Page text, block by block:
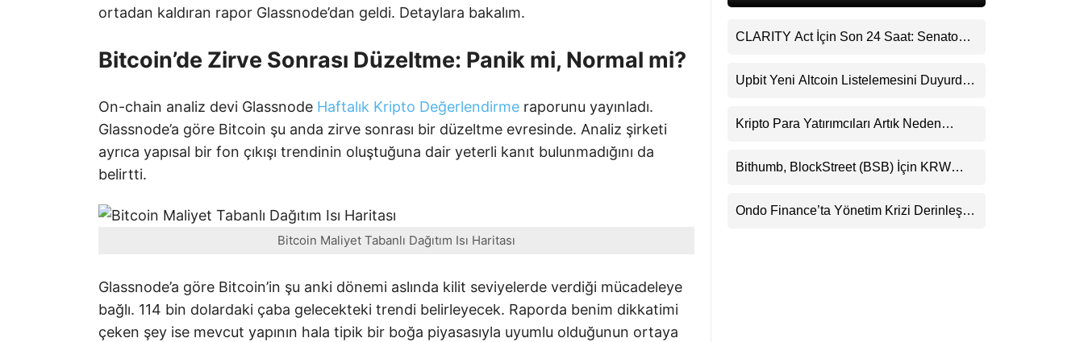
ortadan kaldıran rapor Glassnode’dan geldi. Detaylara bakalım.
Bitcoin’de Zirve Sonrası Düzeltme: Panik mi, Normal mi?
On-chain analiz devi Glassnode Haftalık Kripto Değerlendirme raporunu yayınladı.
Glassnode’a göre Bitcoin şu anda zirve sonrası bir düzeltme evresinde. Analiz şirketi
ayrıca yapısal bir fon çıkışı trendinin oluştuğuna dair yeterli kanıt bulunmadığını da
belirtti.
Bitcoin Maliyet Tabanlı Dağıtım Isı Haritası
Glassnode’a göre Bitcoin’in şu anki dönemi aslında kilit seviyelerde verdiği mücadeleye
bağlı. 114 bin dolardaki çaba gelecekteki trendi belirleyecek. Raporda benim dikkatimi
çeken şey ise mevcut yapının hala tipik bir boğa piyasasıyla uyumlu olduğunun ortaya
CLARITY Act İçin Son 24 Saat: Senato
Beklentisini Bozabilir
Upbit Yeni Altcoin Listelemesini Duyurdu:
Görecek
Kripto Para Yatırımcıları Artık Neden
Bithumb, BlockStreet (BSB) İçin KRW
Ondo Finance’ta Yönetim Krizi Derinleşti: